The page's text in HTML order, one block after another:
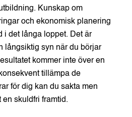
Kunskap om
och ekonomisk planering
i det långa loppet. Det är
långsiktig syn när du börjar
kommer inte över en
tillämpa de
för dig kan du sakta men
en skuldfri framtid.